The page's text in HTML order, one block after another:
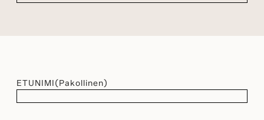
ETUNIMI(Pakollinen)